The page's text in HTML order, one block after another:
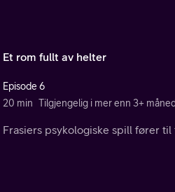
Et rom fullt av helter
Episode 6
20 min Tilgjengelig i mer enn 3+
Frasiers psykologiske spill fører